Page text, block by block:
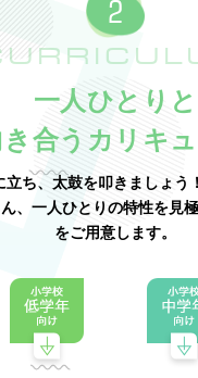
一人ひとりと
き合うカリキ
立ち、太鼓を叩きましょう
、一人ひとりの特性を見
をご用意します。